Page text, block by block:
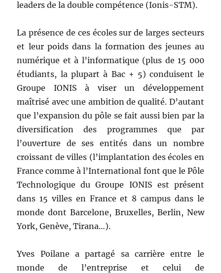
leaders de la double compétence (Ionis-STM).
La présence de ces écoles sur de larges secteurs
et leur poids dans la formation des jeunes au
numérique et à l’informatique (plus de 15 000
étudiants, la plupart à Bac + 5) conduisent le
Groupe IONIS à viser un développement
maîtrisé avec une ambition de qualité. D’autant
que l’expansion du pôle se fait aussi bien par la
diversification des programmes que par
l’ouverture de ses entités dans un nombre
croissant de villes (l’implantation des écoles en
France comme à l’International font que le Pôle
Technologique du Groupe IONIS est présent
dans 15 villes en France et 8 campus dans le
monde dont Barcelone, Bruxelles, Berlin, New
York, Genève, Tirana…).
Yves Poilane a partagé sa carrière entre le
monde de l’entreprise et celui de